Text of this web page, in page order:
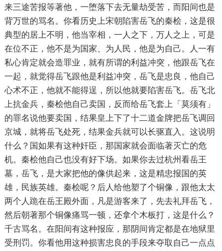
来三途苦报等著他，一堕落下去无量劫受苦，而阳间也是
背万世的骂名。你看历史上宋朝陷害岳飞的秦桧，这是很
典型的居上不明，他当宰相，一人之下，万人之上，可是
在位不正，他不是为国家、为人民，他是为自己。人一有
私心肯定就会造罪业，就有所谓的利益冲突，他跟岳飞在
一起，就觉得岳飞跟他是利益冲突，岳飞是忠良，他自己
心术不正，他就不能得逞，所以他就要陷害岳飞。岳飞北
上抗金兵，秦桧他自己卖国，反而给岳飞套上「莫须有」
的罪名说他要卖国，结果皇上下了十二道金牌把岳飞调回
京城，就将岳飞处死，结果金兵就可以长驱直入。这说明
什么？国如果有这种奸臣，那国家就会面临著灭亡的危
机。秦桧他自己也没有好下场。如果你去过杭州看岳王
墓，岳飞，是大家把他的像供起来，这是精忠报国的英
雄，民族英雄。秦桧呢？后人给他塑了个铜像，跟他太太
两个人跪在岳王殿外面，凡是游客来了，先去礼拜岳飞，
然后朝著那个铜像痛骂一顿，还拿个木板打，这是什么？
千古骂名。在阳间有这种报应，那阴间肯定都是在地狱里
受刑罚。你看他用这种损害忠良的手段来夺取自己一点点